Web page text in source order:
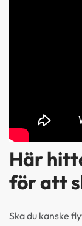
Här
för att
Ska du kanske